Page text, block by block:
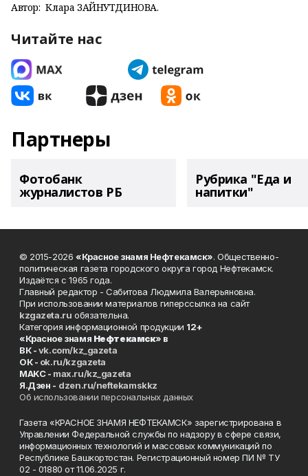
Автор: Клара ЗАЙНУТДИНОВА.
Читайте нас
Партнеры
Фотобанк
журналистов РБ
Рубрика "Еда и
напитки"
© 2015-2026 «Красное знамя Нефтекамск». Общественно-
политическая газета городского округа город Нефтекамск.
Издаётся с 1965 года.
Главный редактор - Сабитова Людмила Валерьяновна.
При использовании материалов гиперссылка на сайт
kzgazeta.ru обязательна.
Категория информационной продукции 12+
«Красное знамя Нефтекамск» в
ВК -vk.com/kz_gazeta
ОК - ok.ru/kzgazeta
MAKC - max.ru/kz_gazeta
Я.Дзен - dzen.ru/neftekamskkz
Об использовании персональных данных
Газета «КРАСНОЕ ЗНАМЯ НЕФТЕКАМСК» зарегистрирована в
Управлении Федеральной службы по надзору в сфере связи,
информационных технологий и массовых коммуникаций по
Республике Башкортостан. Регистрационный номер ПИ № ТУ
02 - 01880 от 11.06.2025 г.